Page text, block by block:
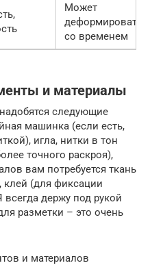
Может
со временем
и материалы
следующие
машинка (если есть,
игла, нитки в тон
точного раскроя),
вам потребуется ткань
клей (для фиксации
держу под рукой
разметки – это очень
и материалов